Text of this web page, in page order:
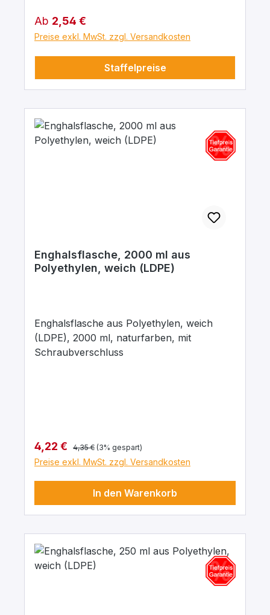
Regulärer Preis:
Ab 2,54 €
Preise exkl. MwSt. zzgl. Versandkosten
Staffelpreise
Enghalsflasche, 2000 ml aus
Polyethylen, weich (LDPE)
Enghalsflasche aus Polyethylen, weich
(LDPE), 2000 ml, naturfarben, mit
Schraubverschluss
Verkaufspreis:
4,22 € Regulärer Preis:
4,35 € (3% gespart)
Preise exkl. MwSt. zzgl. Versandkosten
In den Warenkorb